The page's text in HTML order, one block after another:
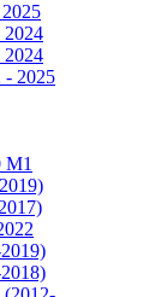
2024
2024
- 2025
M1